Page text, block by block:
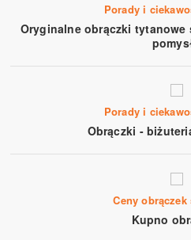
Porady i
Oryginalne obrączki
Porady i
Obrączki -
Ceny
Kupno